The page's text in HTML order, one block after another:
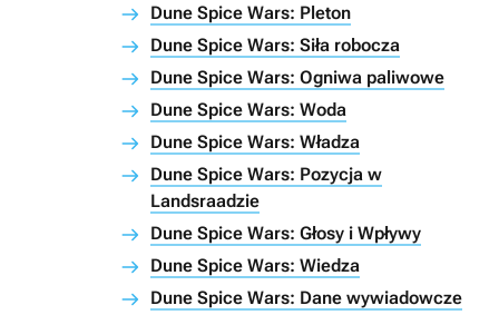
Dune Spice Wars: Pleton
Dune Spice Wars: Siła robocza
Dune Spice Wars: Ogniwa paliwowe
Dune Spice Wars: Woda
Dune Spice Wars: Władza
Dune Spice Wars: Pozycja w
Landsraadzie
Dune Spice Wars: Głosy i Wpływy
Dune Spice Wars: Wiedza
Dune Spice Wars: Dane wywiadowcze